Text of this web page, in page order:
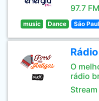
97.7 FM
music Dance São
O
rádio
Stream